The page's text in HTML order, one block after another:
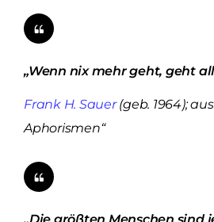
„Wenn nix mehr geht, geht
Frank H. Sauer(geb. 1964);
Aphorismen“